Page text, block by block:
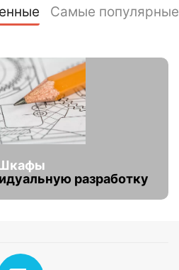
Самые популярные
разработку